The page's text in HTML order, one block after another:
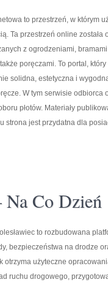
to przestrzeń, w którym
Ta przestrzeń online
z ogrodzeniami,
poręczami. To portal,
solidna, estetyczna i
W tym serwisie
płotów. Materiały
strona jest przydatna dla
Co Dzień
to rozbudowana
bezpieczeństwa na drodze
otrzyma użyteczne
ruchu drogowego,